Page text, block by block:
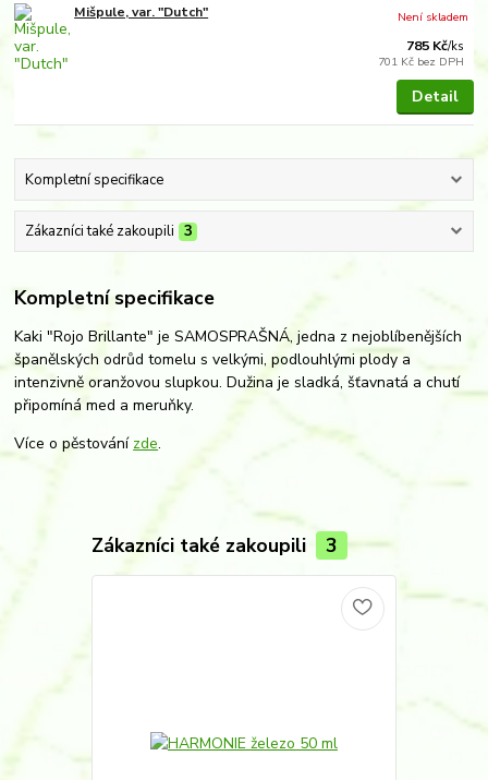
Mišpule, var. "Dutch"
785 Kč/ks
701 Kč bez DPH
Není skladem
Detail
Kompletní specifikace
Zákazníci také zakoupili 3
Kompletní specifikace
Kaki "Rojo Brillante" je SAMOSPRAŠNÁ, jedna z nejoblíbenějších
španělských odrůd tomelu s velkými, podlouhlými plody a
intenzivně oranžovou slupkou. Dužina je sladká, šťavnatá a chutí
připomíná med a meruňky.
Více o pěstování zde.
Zákazníci také zakoupili 3
Novinka